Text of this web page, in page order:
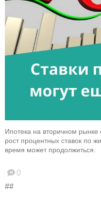
Ипотека на вторичном рынке
рост процентных ставок по
время может продолжиться.
0
##